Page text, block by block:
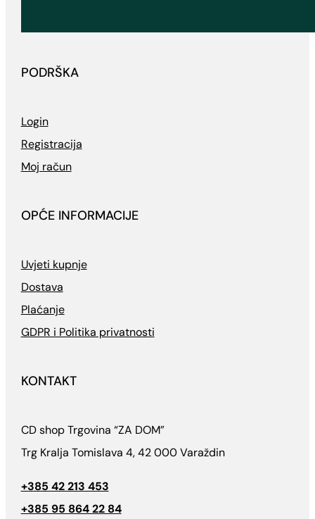
PODRŠKA
Login
Registracija
Moj račun
OPĆE INFORMACIJE
Uvjeti kupnje
Dostava
Plaćanje
GDPR i Politika privatnosti
KONTAKT
CD shop Trgovina “ZA DOM”
Trg Kralja Tomislava 4, 42 000 Varaždin
+385 42 213 453
+385 95 864 22 84